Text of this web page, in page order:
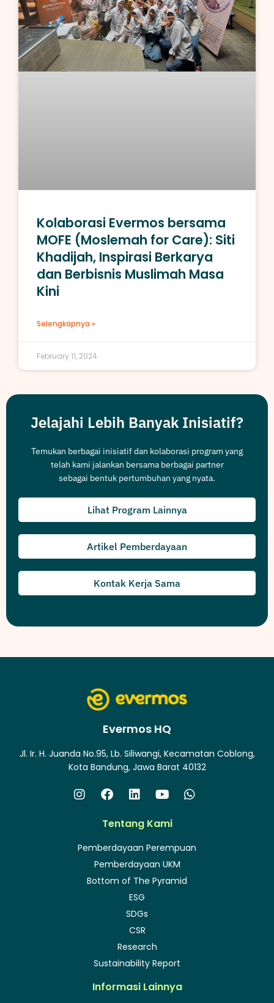
Kolaborasi Evermos bersama
MOFE (Moslemah for Care): Siti
Khadijah, Inspirasi Berkarya
dan Berbisnis Muslimah Masa
Kini
Selengkapnya »
February 11, 2024
Jelajahi Lebih Banyak Inisiatif?
Temukan berbagai inisiatif dan kolaborasi program yang
telah kami jalankan bersama berbagai partner
sebagai bentuk pertumbuhan yang nyata.
Lihat Program Lainnya
Artikel Pemberdayaan
Kontak Kerja Sama
Evermos HQ
Jl. Ir. H. Juanda No.95, Lb. Siliwangi, Kecamatan Coblong,
Kota Bandung, Jawa Barat 40132
Tentang Kami
Pemberdayaan Perempuan
Pemberdayaan UKM
Bottom of The Pyramid
ESG
SDGs
CSR
Research
Sustainability Report
Informasi Lainnya